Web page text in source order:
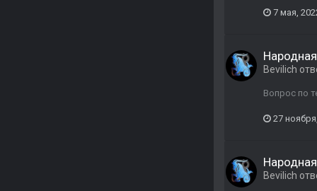
7 мая,
Bevilich
Вопрос по
27
Bevilich